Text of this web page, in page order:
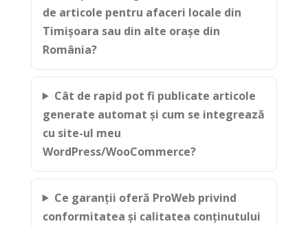
de articole pentru afaceri locale din
Timișoara sau din alte orașe din
România?
Cât de rapid pot fi publicate articole
generate automat și cum se integrează
cu site-ul meu
WordPress/WooCommerce?
Ce garanții oferă ProWeb privind
conformitatea și calitatea conținutului